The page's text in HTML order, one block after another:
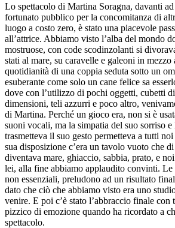
Lo spettacolo di Martina Soragna, davanti ad
fortunato pubblico per la concomitanza di
luogo a costo zero, è stato una piacevole
all’attrice. Abbiamo visto l’alba del mondo
mostruose, con code scodinzolanti si
stati al mare, su caravelle e galeoni in mezzo
quotidianità di una coppia seduta sotto un
esuberante come solo un cane felice sa
dove con l’utilizzo di pochi oggetti, cubetti
dimensioni, teli azzurri e poco altro,
di Martina. Perché un gioco era, non si è
suoni vocali, ma la simpatia del suo sorriso
trasmetteva il suo gesto permetteva a tutti
sua disposizione c’era un tavolo vuoto che
diventava mare, ghiaccio, sabbia, prato, e
lei, alla fine abbiamo applaudito convinti. Le
non essenziali, preludono ad un risultato
dato che ciò che abbiamo visto era uno
venire. E poi c’è stato l’abbraccio finale
pizzico di emozione quando ha ricordato a
spettacolo.